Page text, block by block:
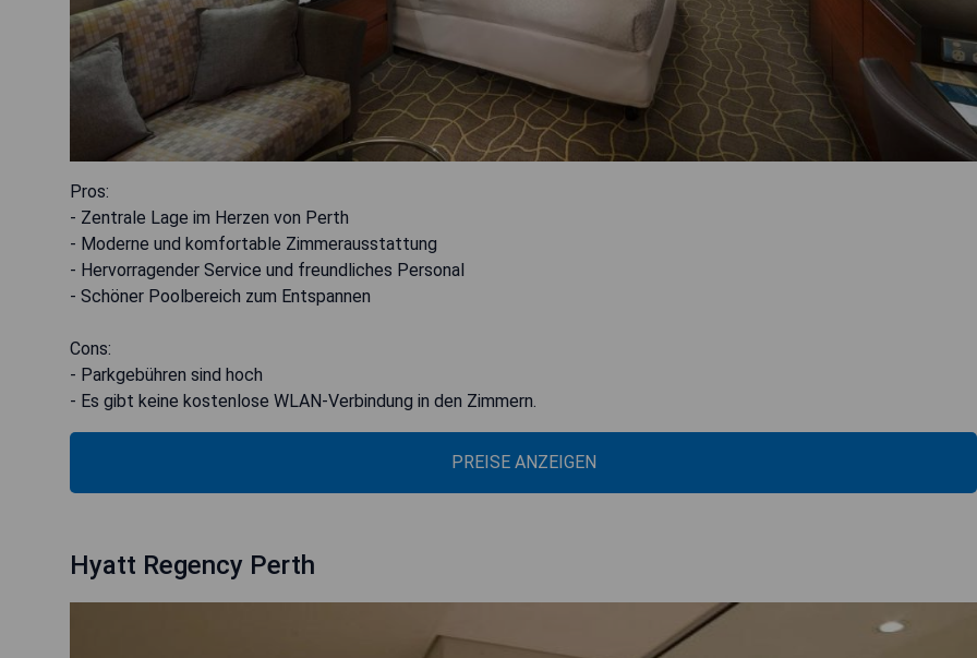
Pros:
- Zentrale Lage im Herzen von Perth
- Moderne und komfortable Zimmerausstattung
- Hervorragender Service und freundliches Personal
- Schöner Poolbereich zum Entspannen
Cons:
- Parkgebühren sind hoch
- Es gibt keine kostenlose WLAN-Verbindung in den Zimmern.
PREISE ANZEIGEN
Hyatt Regency Perth